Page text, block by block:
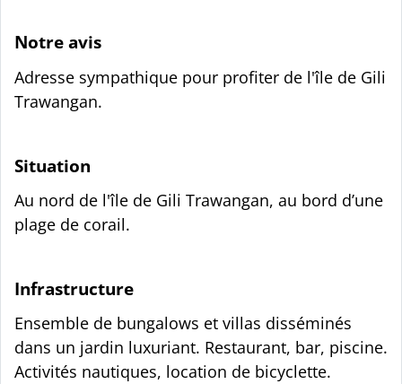
Notre avis
Adresse sympathique pour profiter de l'île de Gili
Trawangan.
Situation
Au nord de l'île de Gili Trawangan, au bord d’une
plage de corail.
Infrastructure
Ensemble de bungalows et villas disséminés
dans un jardin luxuriant. Restaurant, bar, piscine.
Activités nautiques, location de bicyclette.